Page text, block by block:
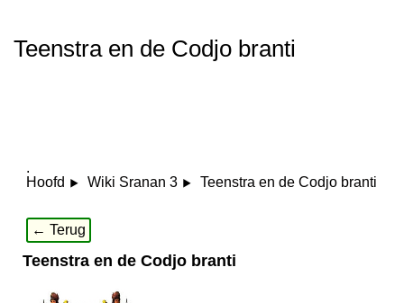
Teenstra en de Codjo branti
.
Hoofd
Wiki Sranan 3 Teenstra en de Codjo branti
← Terug
Teenstra en de Codjo branti